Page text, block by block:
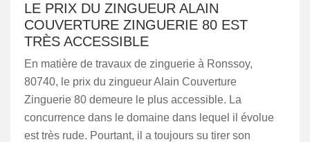
LE PRIX DU ZINGUEUR ALAIN
COUVERTURE ZINGUERIE 80 EST
TRÈS ACCESSIBLE
En matière de travaux de zinguerie à Ronssoy,
80740, le prix du zingueur Alain Couverture
Zinguerie 80 demeure le plus accessible. La
concurrence dans le domaine dans lequel il évolue
est très rude. Pourtant, il a toujours su tirer son